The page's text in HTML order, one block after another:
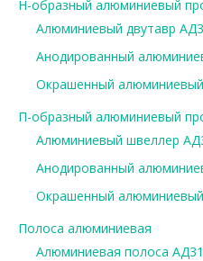
Н-образный алюминиевый
Алюминиевый двутавр
Анодированный
Окрашенный
П-образный алюминиевый
Алюминиевый швеллер
Анодированный
Окрашенный
Полоса алюминиевая
Алюминиевая полоса